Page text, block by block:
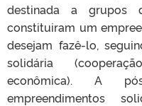
destinada a grupos
constituiram um
desejam fazê-lo,
solidária
econômica). A
empreendimentos